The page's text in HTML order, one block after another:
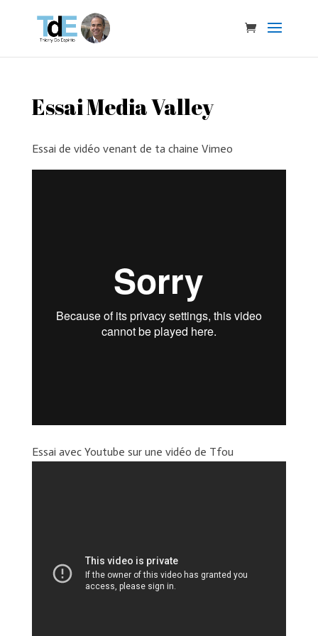
Essai Media Valley
Essai de vidéo venant de ta chaine Vimeo
Essai avec Youtube sur une vidéo de Tfou